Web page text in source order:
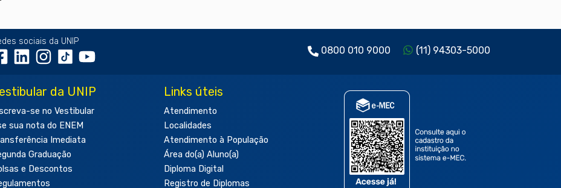
sociais da UNIP
0800 010 9000 (11) 94303-5000
da UNIP
se no Vestibular
sua nota do ENEM
Imediata
Graduação
e Descontos
Links úteis
Atendimento
Localidades
Atendimento à População
Área do(a) Aluno(a)
Diploma Digital
Registro de Diplomas